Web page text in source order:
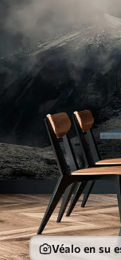
Véalo en su